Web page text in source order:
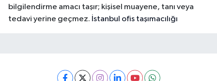
bilgilendirme amacı taşır; kişisel muayene, tanı veya
tedavi yerine geçmez. İstanbul ofis taşımacılığı